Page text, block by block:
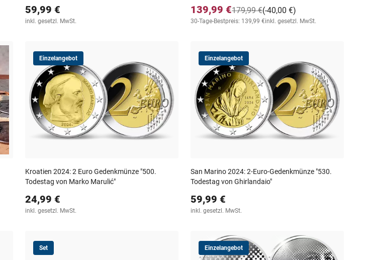
59,99 €
inkl. gesetzl. MwSt.
139,99 € (-40,00 €)
179,99 €
30-Tage-Bestpreis: 139,99 €inkl. gesetzl. MwSt.
Einzelangebot
Kroatien 2024: 2 Euro Gedenkmünze "500.
Todestag von Marko Marulić"
24,99 €
inkl. gesetzl. MwSt.
Einzelangebot
San Marino 2024: 2-Euro-Gedenkmünze "530.
Todestag von Ghirlandaio"
59,99 €
inkl. gesetzl. MwSt.
Set Einzelangebot